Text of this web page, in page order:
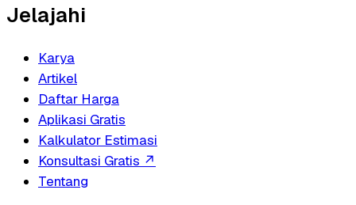
Jelajahi
Karya
Artikel
Daftar Harga
Aplikasi Gratis
Kalkulator Estimasi
Konsultasi Gratis ↗
Tentang